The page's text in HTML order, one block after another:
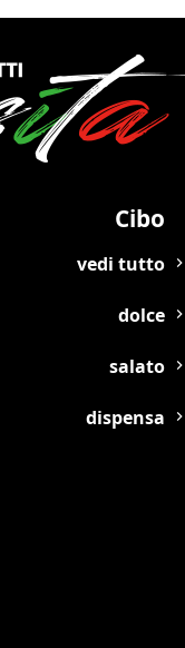
Cibo
vedi tutto
dolce
salato
dispensa